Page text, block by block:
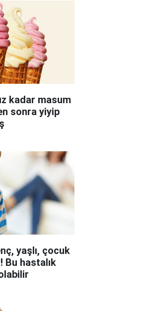
kadar masum
sonra yiyip
yaşlı, çocuk
hastalık